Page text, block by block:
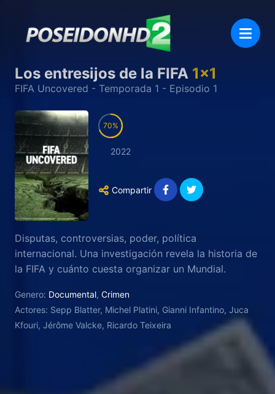
Los entresijos de la FIFA 1x1
FIFA Uncovered - Temporada 1 - Episodio 1
70
2022
Compartir
Disputas, controversias, poder, política
internacional. Una investigación revela la historia de
la FIFA y cuánto cuesta organizar un Mundial.
Genero: Documental, Crimen
Actores: Sepp Blatter, Michel Platini, Gianni Infantino, Juca
Kfouri, Jérôme Valcke, Ricardo Teixeira